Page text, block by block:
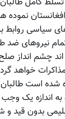
سیاسی روابط
نیروهای ضد
چشم انداز
خواهد
شده است
به اندازه یک
بدون قید